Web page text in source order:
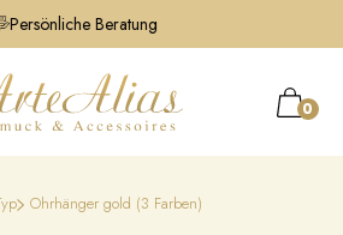
Persönliche Beratung
0
Ohrhänger gold (3 Farben)